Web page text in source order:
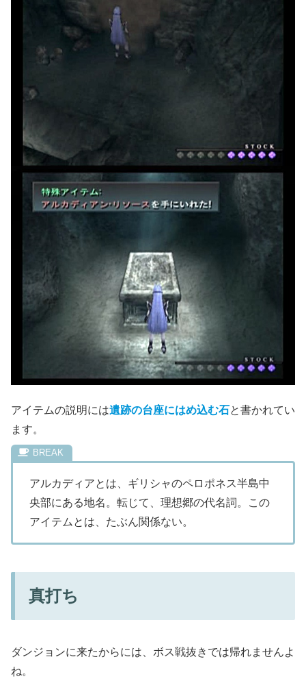
アイテムの説明には遺跡の台座にはめ込む石と書かれてい
ます。
アルカディアとは、ギリシャのペロポネス半島中
央部にある地名。転じて、理想郷の代名詞。この
アイテムとは、たぶん関係ない。
真打ち
ダンジョンに来たからには、ボス戦抜きでは帰れませんよ
ね。